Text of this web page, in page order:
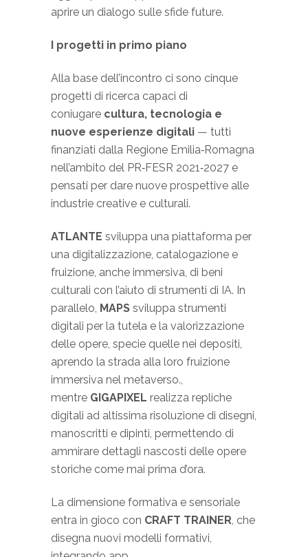
aprire un dialogo sulle sfide future.
I progetti in primo piano
Alla base dell’incontro ci sono cinque
progetti di ricerca capaci di
coniugare cultura, tecnologia e
nuove esperienze digitali — tutti
finanziati dalla Regione Emilia‑Romagna
nell’ambito del PR‑FESR 2021‑2027 e
pensati per dare nuove prospettive alle
industrie creative e culturali.
ATLANTE sviluppa una piattaforma per
una digitalizzazione, catalogazione e
fruizione, anche immersiva, di beni
culturali con l’aiuto di strumenti di IA. In
parallelo, MAPS sviluppa strumenti
digitali per la tutela e la valorizzazione
delle opere, specie quelle nei depositi,
aprendo la strada alla loro fruizione
immersiva nel metaverso.,
mentre GIGAPIXEL realizza repliche
digitali ad altissima risoluzione di disegni,
manoscritti e dipinti, permettendo di
ammirare dettagli nascosti delle opere
storiche come mai prima d’ora.
La dimensione formativa e sensoriale
entra in gioco con CRAFT TRAINER , che
disegna nuovi modelli formativi,